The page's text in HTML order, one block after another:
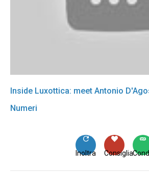
Inside Luxottica: meet Antonio
Numeri
Consiglia
Inoltra